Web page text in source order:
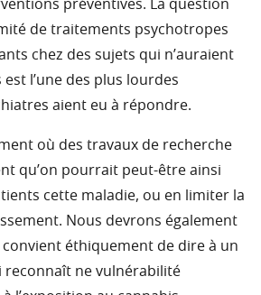
préventives. La question
de traitements psychotropes
chez des sujets qui n’auraient
l’une des plus lourdes
aient eu à répondre.
où des travaux de recherche
qu’on pourrait peut-être ainsi
cette maladie, ou en limiter la
Nous devrons également
convient éthiquement de dire à un
reconnaît ne vulnérabilité